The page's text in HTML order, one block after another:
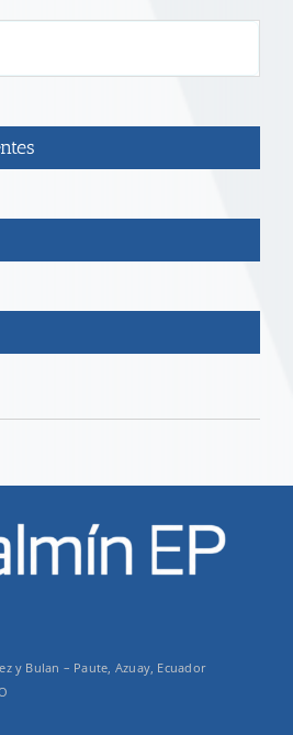
y Bulan – Paute, Azuay, Ecuador